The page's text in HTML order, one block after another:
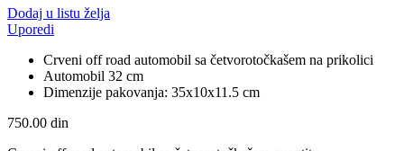
Dodaj u listu želja
Uporedi
Crveni off road automobil sa četvorotočkašem na prikolici
Automobil 32 cm
Dimenzije pakovanja: 35x10x11.5 cm
750.00 din